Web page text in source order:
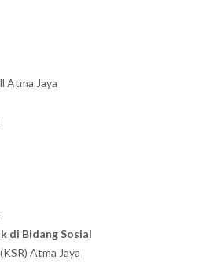
Atma Jaya
di Bidang Sosial
Atma Jaya